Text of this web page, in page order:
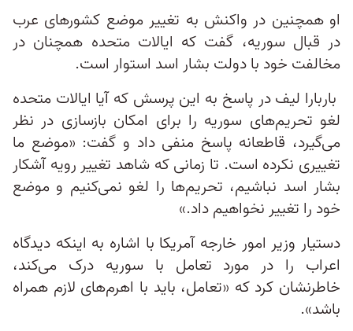
او همچنین در واکنش به تغییر موضع کشورهای عرب
در قبال سوریه، گفت که ایالات متحده همچنان در
مخالفت خود با دولت بشار اسد استوار است.
باربارا لیف در پاسخ به این پرسش که آیا ایالات متحده
لغو تحریم‌های سوریه را برای امکان بازسازی در نظر
می‌گیرد، قاطعانه پاسخ منفی داد و گفت: «موضع ما
تغییری نکرده است. تا زمانی که شاهد تغییر رویه آشکار
بشار اسد نباشیم، تحریم‌ها را لغو نمی‌کنیم و موضع
خود را تغییر نخواهیم داد.»
دستیار وزیر امور خارجه آمریکا با اشاره به اینکه دیدگاه
اعراب را در مورد تعامل با سوریه درک می‌کند،
خاطرنشان کرد که «تعامل، باید با اهرم‌های لازم همراه
باشد».